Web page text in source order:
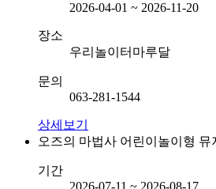
2026-04-01 ~ 2026-11-20
장소
우리놀이터마루달
문의
063-281-1544
상세보기
오즈의 마법사 어린이놀이형 뮤
기간